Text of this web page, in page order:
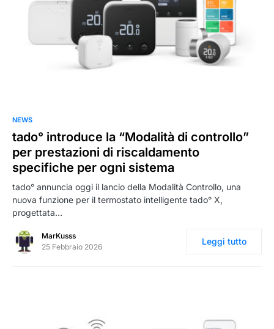
NEWS
tado° introduce la “Modalità di controllo”
per prestazioni di riscaldamento
specifiche per ogni sistema
tado° annuncia oggi il lancio della Modalità Controllo, una
nuova funzione per il termostato intelligente tado° X,
progettata…
MarKusss
25 Febbraio 2026
Leggi tutto